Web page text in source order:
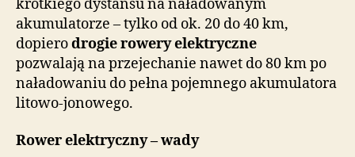
krótkiego dystansu na naładowanym
akumulatorze – tylko od ok. 20 do 40 km,
dopierodrogie rowery elektryczne
pozwalają na przejechanie nawet do 80 km po
naładowaniu do pełna pojemnego akumulatora
litowo-jonowego.
Rower elektryczny – wady